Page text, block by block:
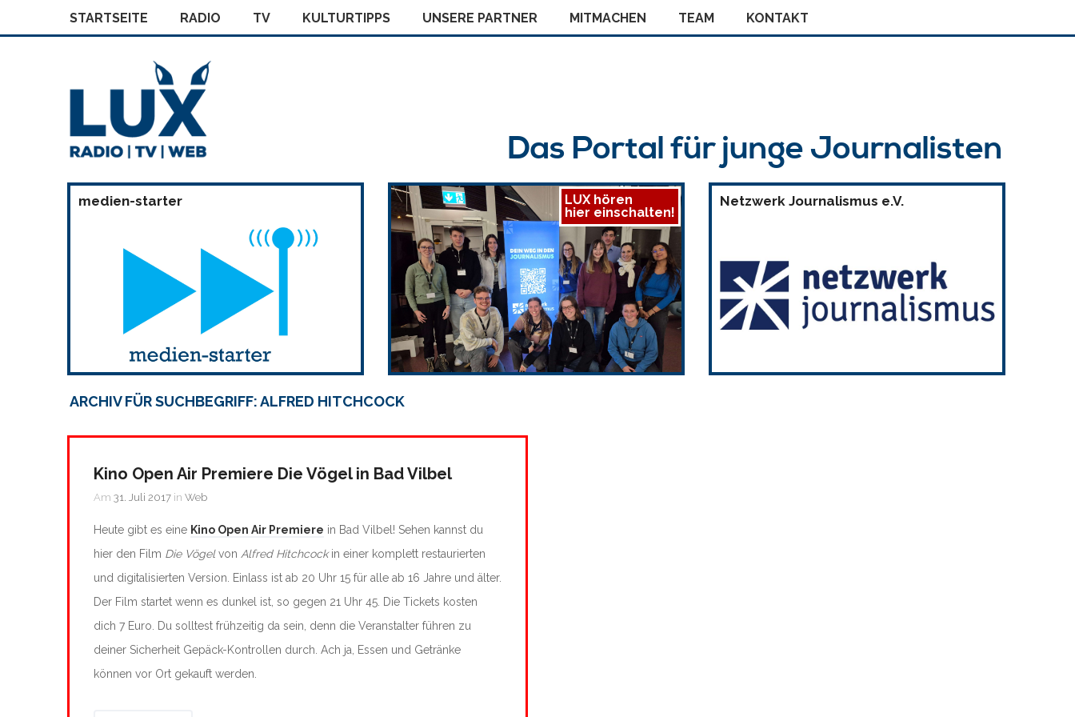
STARTSEITE RADIO TV KULTURTIPPS UNSERE PARTNER MITMACHEN TEAM KONTAKT
Das Portal für junge Journalisten
medien-starter
LUX hören
hier einschalten!
Netzwerk Journalismus e.V.
ARCHIV FÜR SUCHBEGRIFF: ALFRED HITCHCOCK
Kino Open Air Premiere Die Vögel in Bad Vilbel
Am 31. Juli 2017 in Web
Heute gibt es eine Kino Open Air Premiere in Bad Vilbel! Sehen kannst du
hier den Film Die Vögelvon Alfred Hitchcockin einer komplett restaurierten
und digitalisierten Version. Einlass ist ab 20 Uhr 15 für alle ab 16 Jahre und älter.
Der Film startet wenn es dunkel ist, so gegen 21 Uhr 45. Die Tickets kosten
dich 7 Euro. Du solltest frühzeitig da sein, denn die Veranstalter führen zu
deiner Sicherheit Gepäck-Kontrollen durch. Ach ja, Essen und Getränke
können vor Ort gekauft werden.